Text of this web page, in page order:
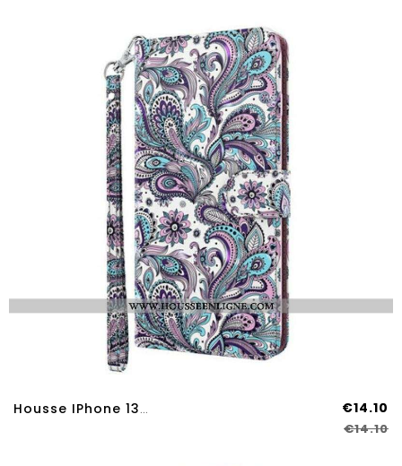
Housse IPhone 13 Pro Max Fleurs Motifs €14.10
€14.10